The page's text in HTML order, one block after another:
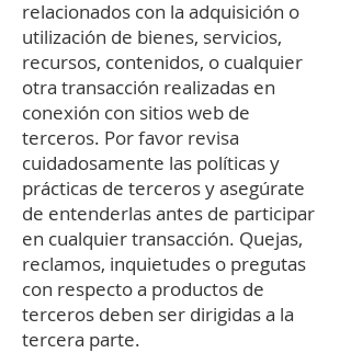
relacionados con la adquisición o
utilización de bienes, servicios,
recursos, contenidos, o cualquier
otra transacción realizadas en
conexión con sitios web de
terceros. Por favor revisa
cuidadosamente las políticas y
prácticas de terceros y asegúrate
de entenderlas antes de participar
en cualquier transacción. Quejas,
reclamos, inquietudes o pregutas
con respecto a productos de
terceros deben ser dirigidas a la
tercera parte.